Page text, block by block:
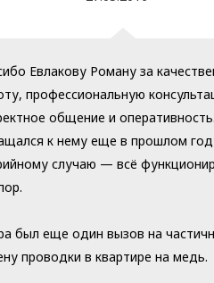
Евлакову Роману за
профессиональную
общение и
к нему еще в прошлом
случаю — всё
был еще один вызов на
проводки в квартире на медь.